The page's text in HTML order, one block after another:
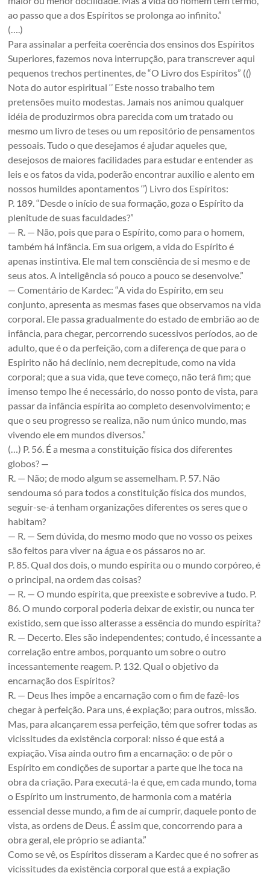
ao passo que a dos Espíritos se prolonga ao infinito.”
(….)
Para assinalar a perfeita coerência dos ensinos dos Espíritos
Superiores, fazemos nova interrupção, para transcrever aqui
pequenos trechos pertinentes, de “O Livro dos Espíritos” (()
Nota do autor espiritual ‘’ Este nosso trabalho tem
pretensões muito modestas. Jamais nos animou qualquer
idéia de produzirmos obra parecida com um tratado ou
mesmo um livro de teses ou um repositório de pensamentos
pessoais. Tudo o que desejamos é ajudar aqueles que,
desejosos de maiores facilidades para estudar e entender as
leis e os fatos da vida, poderão encontrar auxilio e alento em
nossos humildes apontamentos ‘’) Livro dos Espíritos:
P. 189. “Desde o início de sua formação, goza o Espírito da
plenitude de suas faculdades?”
— R. — Não, pois que para o Espírito, como para o homem,
também há infância. Em sua origem, a vida do Espírito é
apenas instintiva. Ele mal tem consciência de si mesmo e de
seus atos. A inteligência só pouco a pouco se desenvolve.”
— Comentário de Kardec: “A vida do Espírito, em seu
conjunto, apresenta as mesmas fases que observamos na vida
corporal. Ele passa gradualmente do estado de embrião ao de
infância, para chegar, percorrendo sucessivos períodos, ao de
adulto, que é o da perfeição, com a diferença de que para o
Espirito não há declínio, nem decrepitude, como na vida
corporal; que a sua vida, que teve começo, não terá fim; que
imenso tempo lhe é necessário, do nosso ponto de vista, para
passar da infância espírita ao completo desenvolvimento; e
que o seu progresso se realiza, não num único mundo, mas
vivendo ele em mundos diversos.”
(…) P. 56. É a mesma a constituição física dos diferentes
globos? —
R. — Não; de modo algum se assemelham. P. 57. Não
sendouma só para todos a constituição física dos mundos,
seguir-se-á tenham organizações diferentes os seres que o
habitam?
— R. — Sem dúvida, do mesmo modo que no vosso os peixes
são feitos para viver na água e os pássaros no ar.
P. 85. Qual dos dois, o mundo espírita ou o mundo corpóreo, é
o principal, na ordem das coisas?
— R. — O mundo espírita, que preexiste e sobrevive a tudo. P.
86. O mundo corporal poderia deixar de existir, ou nunca ter
existido, sem que isso alterasse a essência do mundo espírita?
R. — Decerto. Eles são independentes; contudo, é incessante a
correlação entre ambos, porquanto um sobre o outro
incessantemente reagem. P. 132. Qual o objetivo da
encarnação dos Espíritos?
R. — Deus lhes impõe a encarnação com o fim de fazê-los
chegar à perfeição. Para uns, é expiação; para outros, missão.
Mas, para alcançarem essa perfeição, têm que sofrer todas as
vicissitudes da existência corporal: nisso é que está a
expiação. Visa ainda outro fim a encarnação: o de pôr o
Espírito em condições de suportar a parte que lhe toca na
obra da criação. Para executá-la é que, em cada mundo, toma
o Espírito um instrumento, de harmonia com a matéria
essencial desse mundo, a fim de aí cumprir, daquele ponto de
vista, as ordens de Deus. É assim que, concorrendo para a
obra geral, ele próprio se adianta.”
Como se vê, os Espíritos disseram a Kardec que é no sofrer as
vicissitudes da existência corporal que está a expiação